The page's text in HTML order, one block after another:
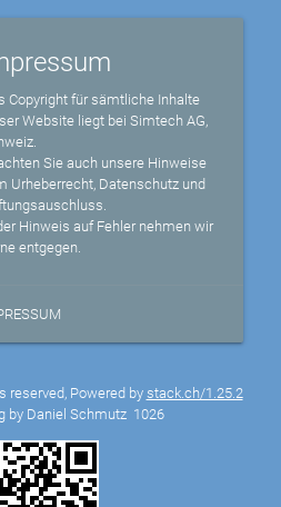
Copyright für sämtliche Inhalte
Website liegt bei Simtech AG,
Sie auch unsere Hinweise
Urheberrecht, Datenschutz und
Hinweis auf Fehler nehmen wir
entgegen.
reserved, Powered by stack.ch/1.25.2
by Daniel Schmutz 1026